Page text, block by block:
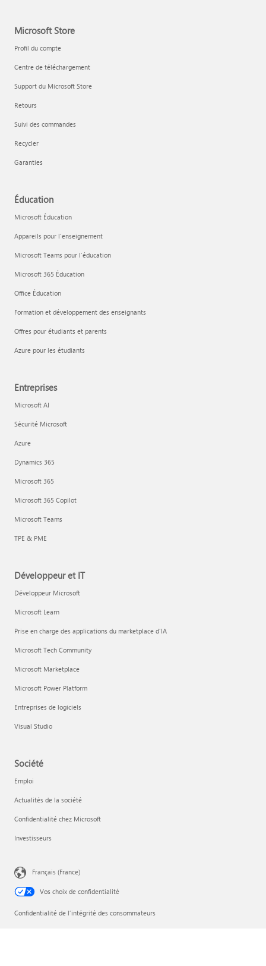
Microsoft Store
Profil du compte
Centre de téléchargement
Support du Microsoft Store
Retours
Suivi des commandes
Recycler
Garanties
Éducation
Microsoft Éducation
Appareils pour l’enseignement
Microsoft Teams pour l’éducation
Microsoft 365 Éducation
Office Éducation
Formation et développement des enseignants
Offres pour étudiants et parents
Azure pour les étudiants
Entreprises
Microsoft AI
Sécurité Microsoft
Azure
Dynamics 365
Microsoft 365
Microsoft 365 Copilot
Microsoft Teams
TPE & PME
Développeur et IT
Développeur Microsoft
Microsoft Learn
Prise en charge des applications du marketplace d’IA
Microsoft Tech Community
Microsoft Marketplace
Microsoft Power Platform
Entreprises de logiciels
Visual Studio
Société
Emploi
Actualités de la société
Confidentialité chez Microsoft
Investisseurs
Français (France)
Vos choix de confidentialité
Confidentialité de l’intégrité des consommateurs